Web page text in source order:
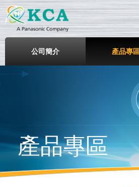
鎧鋒企
公司簡介 產品專
產品專區